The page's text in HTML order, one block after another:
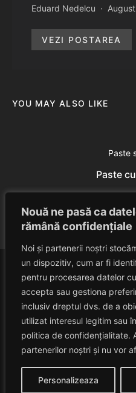
Nouă ne pasă ca
rămână confidențiale
Noi și partenerii noștri
un dispozitiv, cum ar fi
pentru procesarea datelor
accepta sau gestiona
inclusiv dreptul dvs. de a
utilizat interesul legitim sau
politica de confidențialitate.
partenerilor noștri și nu vor
Personalizeaza
Eduard Nedelcu
VEZI POSTAREA
YOU MAY ALSO LIKE
Paste
Paste
Eduard Nedelcu